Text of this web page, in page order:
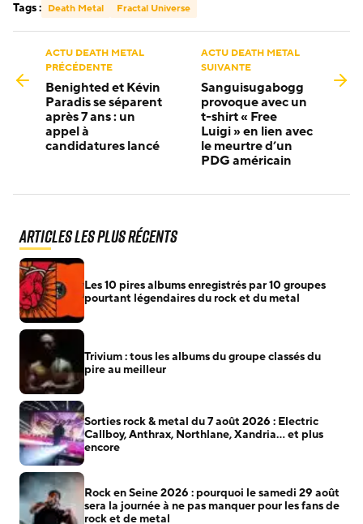
Tags : Death Metal Fractal Universe
ACTU DEATH METAL
PRÉCÉDENTE
Benighted et Kévin
Paradis se séparent
après 7 ans : un
appel à
candidatures lancé
ACTU DEATH METAL
SUIVANTE
Sanguisugabogg
provoque avec un
t-shirt « Free
Luigi » en lien avec
le meurtre d’un
PDG américain
Articles les plus récents
Les 10 pires albums enregistrés par 10 groupes
pourtant légendaires du rock et du metal
Trivium : tous les albums du groupe classés du
pire au meilleur
Sorties rock & metal du 7 août 2026 : Electric
Callboy, Anthrax, Northlane, Xandria… et plus
encore
Rock en Seine 2026 : pourquoi le samedi 29 août
sera la journée à ne pas manquer pour les fans de
rock et de metal